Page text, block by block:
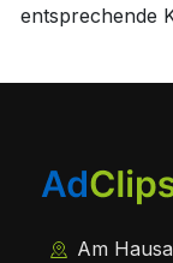
entsprechende
Am